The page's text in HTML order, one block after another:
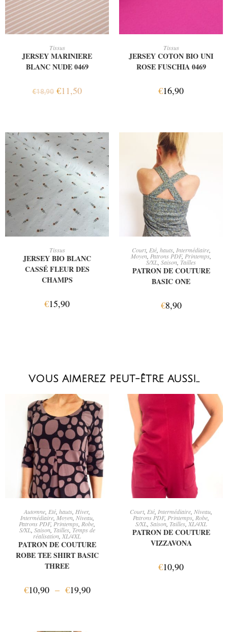
Tissus
JERSEY MARINIERE
BLANC NUDE 0469
€18,90 €11,50
Tissus
JERSEY COTON BIO UNI
ROSE FUSCHIA 0469
€16,90
Tissus
JERSEY BIO BLANC
CASSÉ FLEUR DES
CHAMPS
€15,90
AJOUTER AU PANIER
Court, Eté, hauts, Intermédiaire,
Moyen Patrons PDF, Printemps
S/XL Saison Tailles
PATRON DE COUTURE
BASIC ONE
€8,90
VOUS AIMEREZ PEUT-ÊTRE AUSSI…
CHOIX DES OPTIONS
Automne Eté hauts Hiver,
Intermédiaire,Moyen, Niveau,
Patrons PDF, Printemps Robe
S/XL, Saison, Tailles, Temps de
réalisation XL/4XL
PATRON DE COUTURE
ROBE TEE SHIRT BASIC
THREE
€10,90 – €19,90
AJOUTER AU PANIER
Court Eté Intermédiaire Niveau
Patrons PDF, Printemps Robe
S/XL, Saison, Tailles,XL/4XL
PATRON DE COUTURE
VIZZAVONA
€10,90